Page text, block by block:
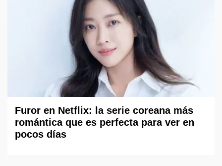
Furor en Netflix: la serie coreana más
romántica que es perfecta para ver en
pocos días